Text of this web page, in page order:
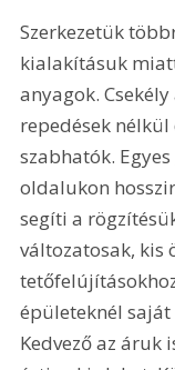
Szerkezetük
kialakításuk
anyagok.
repedések
szabhatók.
oldalukon
segíti a
változatosak, kis
épületeknél saját
Kedvező az